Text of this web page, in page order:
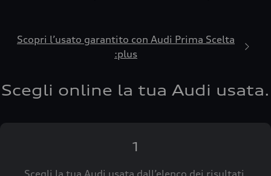
Scopri l’usato garantito con Audi Prima Scelta
:plus
Scegli online la tua Audi usata.
1
Scegli la tua Audi usata dall’elenco dei risultati.